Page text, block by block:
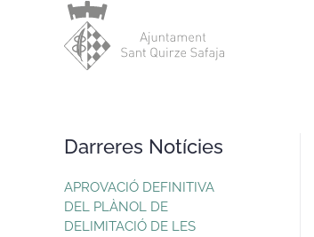
Skip to main content
Darreres Notícies
APROVACIÓ DEFINITIVA
DEL PLÀNOL DE
DELIMITACIÓ DE LES